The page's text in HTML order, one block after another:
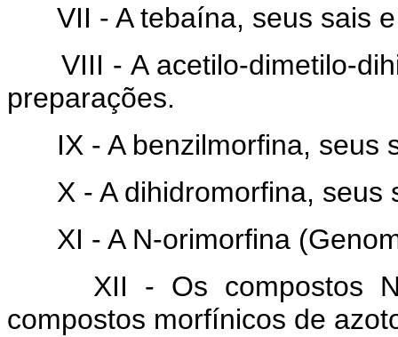
VII - A tebaína, seus sais
VIII - A acetilo-dimetilo-
preparações.
IX - A benzilmorfina, seus
X - A dihidromorfina, seus
XI - A N-orimorfina
XII - Os compostos N-
compostos morfínicos de